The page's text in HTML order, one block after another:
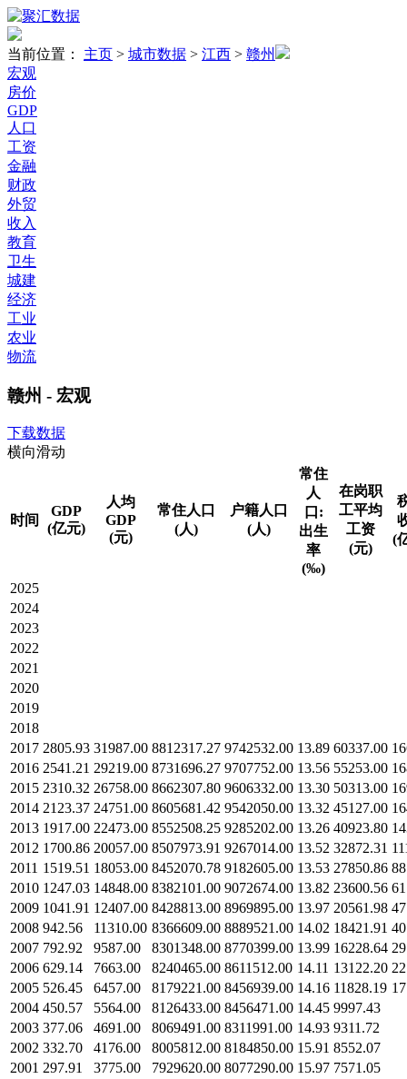
当前位置： 主页 > 城市数据 > 江西 > 赣州
宏观
房价
GDP
人口
工资
金融
财政
外贸
收入
教育
卫生
城建
经济
工业
农业
物流
赣州 - 宏观
下载数据
横向滑动
时间
GDP
(亿元)
人均
GDP
(元)
常住人口
(人)
户籍人口
(人)
常住
人
口:
出生
率
(‰)
在岗职
工平均
工资
(元)
(
2025
2024
2023
2022
2021
2020
2019
2018
2017 2805.93 31987.00 8812317.27 9742532.00 13.89 60337.00
2016 2541.21 29219.00 8731696.27 9707752.00 13.56 55253.00
2015 2310.32 26758.00 8662307.80 9606332.00 13.30 50313.00
2014 2123.37 24751.00 8605681.42 9542050.00 13.32 45127.00
2013 1917.00 22473.00 8552508.25 9285202.00 13.26 40923.80
2012 1700.86 20057.00 8507973.91 9267014.00 13.52 32872.31
2011 1519.51 18053.00 8452070.78 9182605.00 13.53 27850.86
2010 1247.03 14848.00 8382101.00 9072674.00 13.82 23600.56
2009 1041.91 12407.00 8428813.00 8969895.00 13.97 20561.98
2008 942.56 11310.00 8366609.00 8889521.00 14.02 18421.91
2007 792.92 9587.00 8301348.00 8770399.00 13.99 16228.64
2006 629.14 7663.00 8240465.00 8611512.00 14.11 13122.20
2005 526.45 6457.00 8179221.00 8456939.00 14.16 11828.19
2004 450.57 5564.00 8126433.00 8456471.00 14.45 9997.43
2003 377.06 4691.00 8069491.00 8311991.00 14.93 9311.72
2002 332.70 4176.00 8005812.00 8184850.00 15.91 8552.07
2001 297.91 3775.00 7929620.00 8077290.00 15.97 7571.05